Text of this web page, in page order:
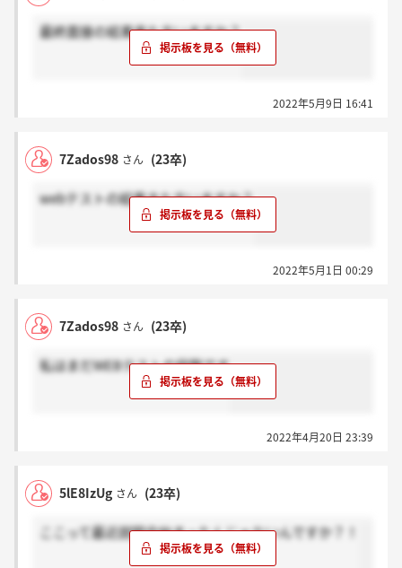
最終面接の結果来た方いますか？
2022年5月9日 16:41
7Zados98 さん (23卒)
webテストの結果きた方いますか？
2022年5月1日 00:29
7Zados98 さん (23卒)
私はまだWEBテストの段階です
2022年4月20日 23:39
5lE8IzUg さん (23卒)
ここって最近説明会始まったんじゃないんですか？！